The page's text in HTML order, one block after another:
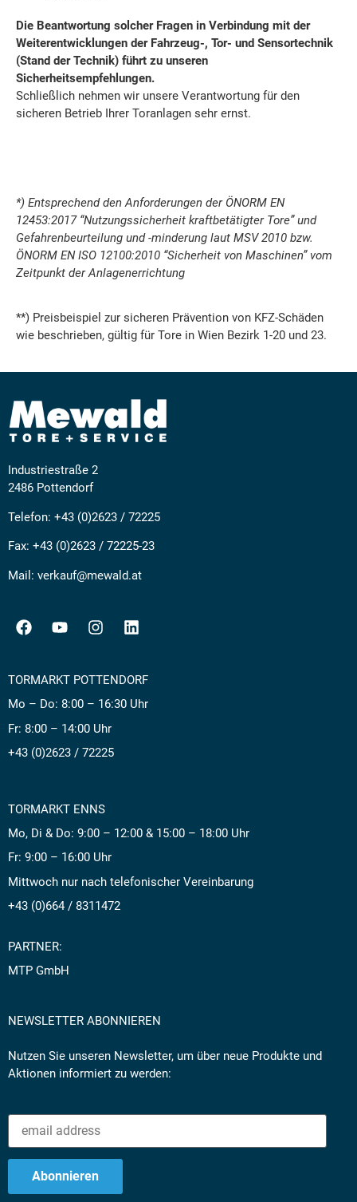
Die Beantwortung solcher Fragen in Verbindung mit der
Weiterentwicklungen der Fahrzeug-, Tor- und Sensortechnik
(Stand der Technik) führt zu unseren
Sicherheitsempfehlungen.
Schließlich nehmen wir unsere Verantwortung für den
sicheren Betrieb Ihrer Toranlagen sehr ernst.
*) Entsprechend den Anforderungen der ÖNORM EN
12453:2017 “Nutzungssicherheit kraftbetätigter Tore” und
Gefahrenbeurteilung und -minderung laut MSV 2010 bzw.
ÖNORM EN ISO 12100:2010 “Sicherheit von Maschinen” vom
Zeitpunkt der Anlagenerrichtung
**) Preisbeispiel zur sicheren Prävention von KFZ-Schäden
wie beschrieben, gültig für Tore in Wien Bezirk 1-20 und 23.
Industriestraße 2
2486 Pottendorf
Telefon: +43 (0)2623 / 72225
Fax: +43 (0)2623 / 72225-23
Mail: verkauf@mewald.at
TORMARKT POTTENDORF
Mo – Do: 8:00 – 16:30 Uhr
Fr: 8:00 – 14:00 Uhr
+43 (0)2623 / 72225
TORMARKT ENNS
Mo, Di & Do: 9:00 – 12:00 & 15:00 – 18:00 Uhr
Fr: 9:00 – 16:00 Uhr
Mittwoch nur nach telefonischer Vereinbarung
+43 (0)664 / 8311472
PARTNER:
MTP GmbH
NEWSLETTER ABONNIEREN
Nutzen Sie unseren Newsletter, um über neue Produkte und
Aktionen informiert zu werden: